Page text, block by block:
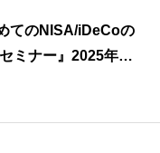
てのNISA/iDeCoの
ミナー』2025年２
開催します。